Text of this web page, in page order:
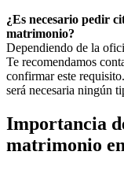
¿Es necesario pedir
matrimonio?
Dependiendo de la
Te recomendamos
confirmar este
será necesaria ningún
Importancia
matrimonio en